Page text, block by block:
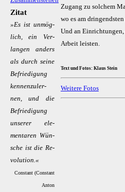
Zitat
»Es ist un­mög­
lich, ein Ver­
lan­gen an­ders
als durch sei­ne
Be­frie­di­gung
ken­nen­zu­ler­
nen, und die
Be­frie­di­gung
un­se­rer ele­
men­ta­ren Wün­
sche ist die Re­
vo­lu­ti­on.«
Constant (Constant
Anton
Zugang zu solchem
wo es am
Und an
Arbeit leisten.
Text und Fotos: Klaus Stein
Weitere Fotos